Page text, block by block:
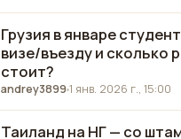
Грузия в январе
визе/въезду и сколько
стоит?
andrey3899 1 янв. 2026 г., 15:00
Таиланд на НГ — со